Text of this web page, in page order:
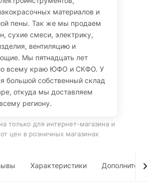
материалов и
пены. Так же мы продаем
сухие смеси, электрику,
вентиляцию и
Мы пятнадцать лет
всему краю ЮФО и СКФО. У
большой собственный склад
откуда мы доставляем
региону.
только для интернет-магазина и
цен в розничных магазинах
Характеристики Дополнительно